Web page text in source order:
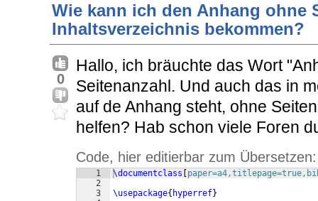
Wie kann ich den Anhang ohne
Inhaltsverzeichnis bekommen?
0
Hallo, ich bräuchte das Wort
Seitenanzahl. Und auch das in
auf de Anhang steht, ohne
helfen? Hab schon viele Foren
Code, hier editierbar zum Übersetzen:
1
2
3
\documentclass
\usepackage{ hyperref}